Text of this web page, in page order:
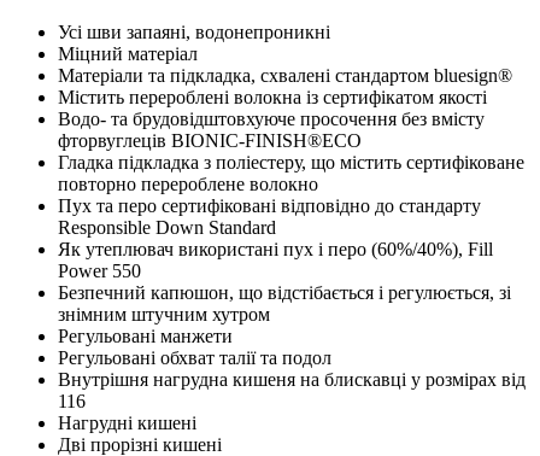
Усі шви запаяні, водонепроникні
Міцний матеріал
Матеріали та підкладка, схвалені стандартом bluesign®
Містить перероблені волокна із сертифікатом якості
Водо- та брудовідштовхуюче просочення без вмісту
фторвуглеців BIONIC-FINISH®ECO
Гладка підкладка з поліестеру, що містить сертифіковане
повторно перероблене волокно
Пух та перо сертифіковані відповідно до стандарту
Responsible Down Standard
Як утеплювач використані пух і перо (60%/40%), Fill
Power 550
Безпечний капюшон, що відстібається і регулюється, зі
знімним штучним хутром
Регульовані манжети
Регульовані обхват талії та подол
Внутрішня нагрудна кишеня на блискавці у розмірах від
116
Нагрудні кишені
Дві прорізні кишені